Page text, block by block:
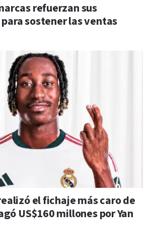
refuerzan sus
sostener las ventas
el fichaje más caro de
US$160 millones por Yan